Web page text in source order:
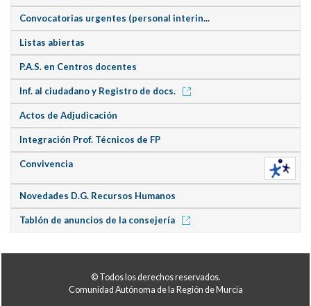
Convocatorias urgentes (personal interin...
Listas abiertas
P.A.S. en Centros docentes
Inf. al ciudadano y Registro de docs.
Actos de Adjudicación
Integración Prof. Técnicos de FP
Convivencia
Novedades D.G. Recursos Humanos
Tablón de anuncios de la consejería
© Todos los derechos reservados.
Comunidad Autónoma de la Región de Murcia